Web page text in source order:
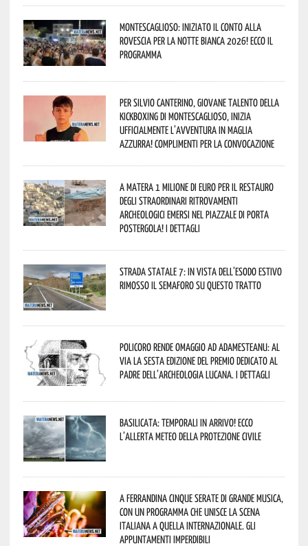
Montescaglioso: iniziato il conto alla
rovescia per la Notte Bianca 2026! Ecco il
programma
Per Silvio Canterino, giovane talento della
kickboxing di Montescaglioso, inizia
ufficialmente l’avventura in maglia
azzurra! Complimenti per la convocazione
A Matera 1 milione di euro per il restauro
degli straordinari ritrovamenti
archeologici emersi nel piazzale di Porta
Postergola! I dettagli
Strada statale 7: in vista dell’esodo estivo
rimosso il semaforo su questo tratto
Policoro rende omaggio ad Adamesteanu: al
via la sesta edizione del Premio dedicato al
padre dell’archeologia lucana. I dettagli
Basilicata: temporali in arrivo! Ecco
l’allerta meteo della Protezione civile
A Ferrandina cinque serate di grande musica,
con un programma che unisce la scena
italiana a quella internazionale. Gli
appuntamenti imperdibili